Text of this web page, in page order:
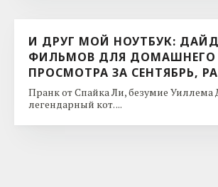
И ДРУГ МОЙ НОУТБУК:
ФИЛЬМОВ ДЛЯ ДОМАШНЕГО
ПРОСМОТРА ЗА СЕНТЯБРЬ,
Пранк от Спайка Ли, безумие Уиллема
легендарный кот. ...